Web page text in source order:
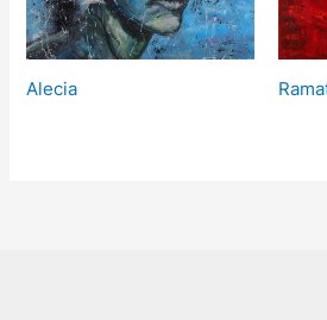
Alecia